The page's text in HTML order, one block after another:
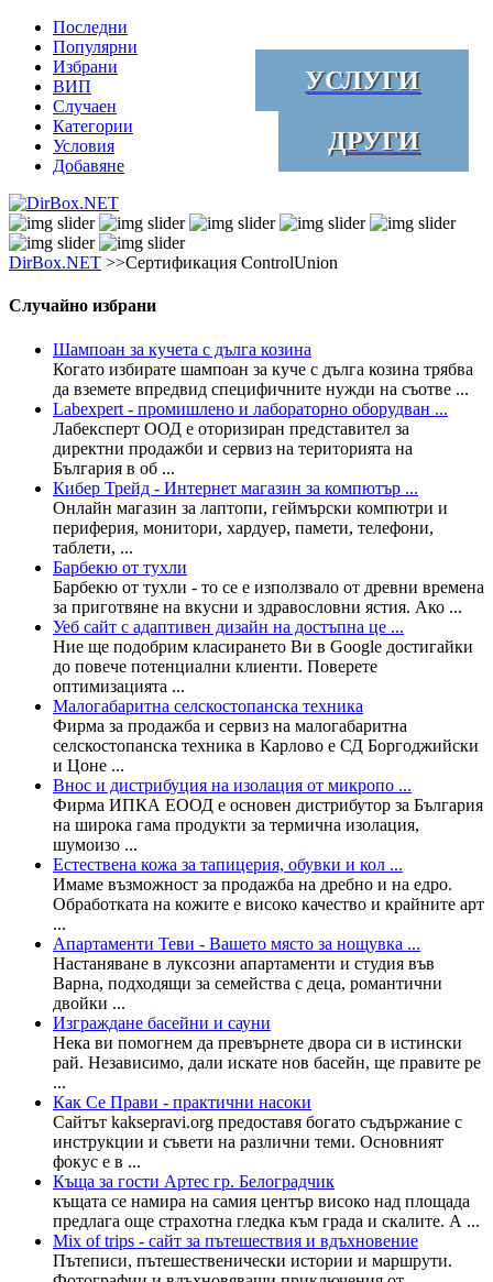
Последни
Популярни
Избрани
ВИП
Случаен
Категории
Условия
Добавяне
УСЛУГИ
ДРУГИ
DirBox.NET >>Сертификация ControlUnion
Случайно избрани
Шампоан за кучета с дълга козина
Когато избирате шампоан за куче с дълга козина трябва
да вземете впредвид специфичните нужди на съотве ...
Labexpert - промишлено и лабораторно оборудван ...
Лабексперт ООД е оторизиран представител за
директни продажби и сервиз на територията на
България в об ...
Кибер Трейд - Интернет магазин за компютър ...
Онлайн магазин за лаптопи, геймърски компютри и
периферия, монитори, хардуер, памети, телефони,
таблети, ...
Барбекю от тухли
Барбекю от тухли - то се е използвало от древни времена
за приготвяне на вкусни и здравословни ястия. Ако ...
Уеб сайт с адаптивен дизайн на достъпна це ...
Ние ще подобрим класирането Ви в Google достигайки
до повече потенциални клиенти. Поверете
оптимизацията ...
Малогабаритна селскостопанска техника
Фирма за продажба и сервиз на малогабаритна
селскостопанска техника в Карлово е СД Боргоджийски
и Цоне ...
Внос и дистрибуция на изолация от микропо ...
Фирма ИПКА ЕООД е основен дистрибутор за България
на широка гама продукти за термична изолация,
шумоизо ...
Естествена кожа за тапицерия, обувки и кол ...
Имаме възможност за продажба на дребно и на едро.
Обработката на кожите е високо качество и крайните арт
...
Апартаменти Теви - Вашето място за нощувка ...
Настаняване в луксозни апартаменти и студия във
Варна, подходящи за семейства с деца, романтични
двойки ...
Изграждане басейни и сауни
Нека ви помогнем да превърнете двора си в истински
рай. Независимо, дали искате нов басейн, ще правите ре
...
Как Се Прави - практични насоки
Сайтът kaksepravi.org предоставя богато съдържание с
инструкции и съвети на различни теми. Основният
фокус е в ...
Къща за гости Артес гр. Белоградчик
къщата се намира на самия център високо над площада
предлага още страхотна гледка към града и скалите. А ...
Mix of trips - сайт за пътешествия и вдъхновение
Пътеписи, пътешественически истории и маршрути.